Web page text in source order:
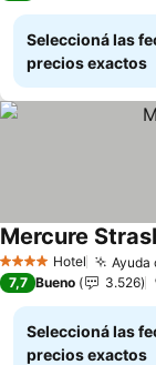
Seleccioná las
precios exactos
4 EstrellasHotel Ayuda
Mercure
7,7 Bueno 3.526
Seleccioná las
precios exactos